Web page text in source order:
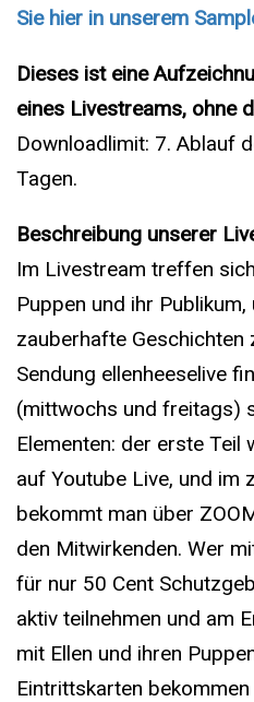
Sie hier in unserem
Dieses ist eine
eines Livestreams, ohne
Downloadlimit: 7. Ablauf
Tagen.
Beschreibung unserer
Im Livestream treffen
Puppen und ihr
zauberhafte Geschichten
Sendung ellenheeselive
(mittwochs und freitags)
Elementen: der erste
auf Youtube Live, und im
bekommt man über
den Mitwirkenden. Wer
für nur 50 Cent
aktiv teilnehmen und am
mit Ellen und ihren
Eintrittskarten